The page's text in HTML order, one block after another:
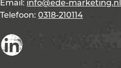
Email: info@ede-marketing.nl
Telefoon: 0318-210114
L